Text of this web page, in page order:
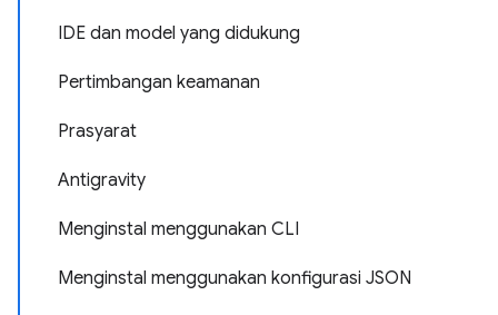
IDE dan model yang didukung
Pertimbangan keamanan
Prasyarat
Antigravity
Menginstal menggunakan CLI
Menginstal menggunakan konfigurasi JSON